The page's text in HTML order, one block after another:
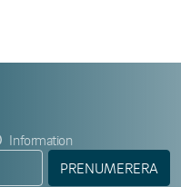
Information
PRENUMERERA